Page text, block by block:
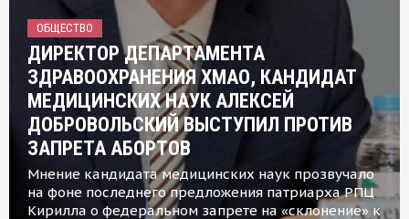
ОБЩЕСТВО
ДИРЕКТОР ДЕПАРТАМЕНТА
ЗДРАВООХРАНЕНИЯ ХМАО, КАНДИДАТ
МЕДИЦИНСКИХ НАУК АЛЕКСЕЙ
ДОБРОВОЛЬСКИЙ ВЫСТУПИЛ ПРОТИВ
ЗАПРЕТА АБОРТОВ
Мнение кандидата медицинских наук прозвучало
на фоне последнего предложения патриарха РПЦ
Кирилла о федеральном запрете на «склонение» к